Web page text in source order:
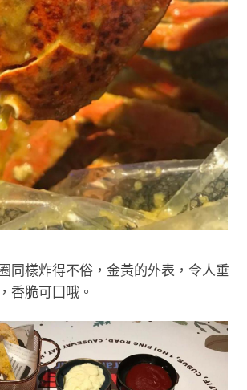
同樣炸得不俗，金黃的外表，令人垂
香脆可囗哦。